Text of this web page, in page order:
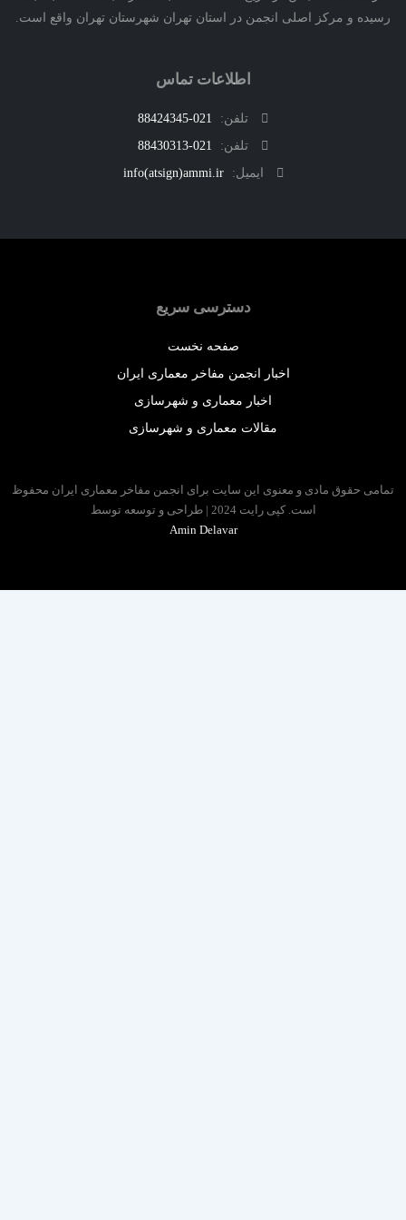
و مرکز اصلی انجمن در استان تهران شهرستان تهران واقع است.
اطلاعات تماس
تلفن:
021-88424345
تلفن:
021-88430313
ایمیل:
info(atsign)ammi.ir
دسترسی سریع
صفحه نخست
اخبار انجمن مفاخر معماری ایران
اخبار معماری و شهرسازی
مقالات معماری و شهرسازی
حقوق مادی و معنوی این سایت برای انجمن مفاخر معماری ایران محفوظ
است. کپی رایت 2024 | طراحی و توسعه توسط
Amin Delavar